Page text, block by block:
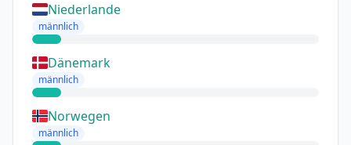
Niederlande
männlich
Dänemark
männlich
Norwegen
männlich